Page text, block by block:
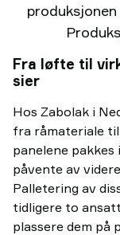
Fra løfte til
sier
Hos Zabolak i
fra råmateriale
panelene
påvente av
Palletering av
tidligere to
plassere dem på